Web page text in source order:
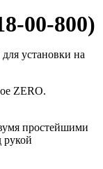
00-800)
установки на
ZERO.
простейшими